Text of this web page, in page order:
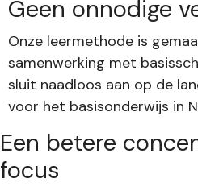
Geen onnodige
Onze leermethode is
samenwerking met
sluit naadloos aan op de
voor het basisonderwijs in
Een betere
focus